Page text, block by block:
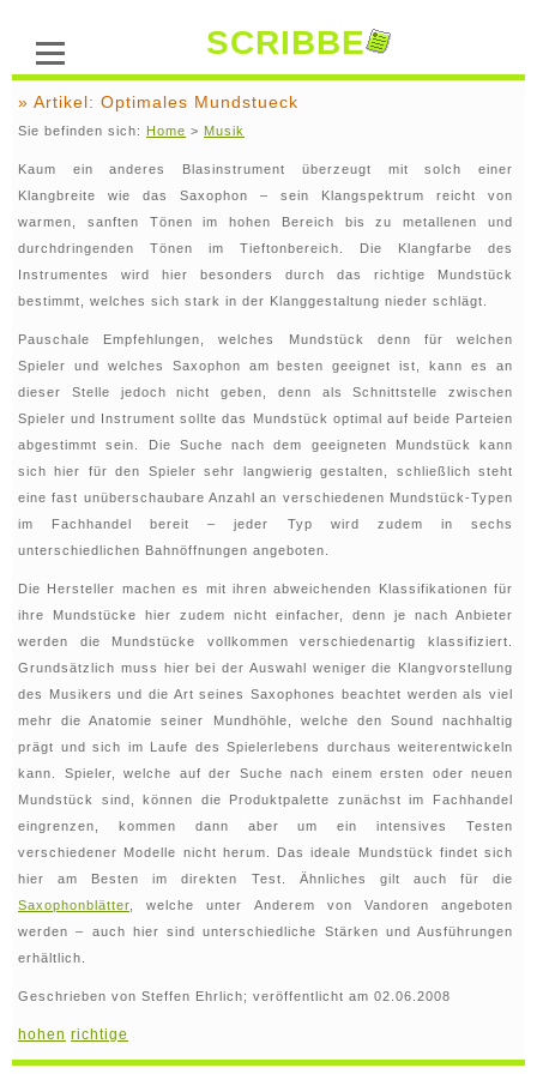
SCRIBBE
» Artikel: Optimales Mundstueck
Sie befinden sich: Home > Musik
Kaum ein anderes Blasinstrument überzeugt mit solch einer
Klangbreite wie das Saxophon – sein Klangspektrum reicht von
warmen, sanften Tönen im hohen Bereich bis zu metallenen und
durchdringenden Tönen im Tieftonbereich. Die Klangfarbe des
Instrumentes wird hier besonders durch das richtige Mundstück
bestimmt, welches sich stark in der Klanggestaltung nieder schlägt.
Pauschale Empfehlungen, welches Mundstück denn für welchen
Spieler und welches Saxophon am besten geeignet ist, kann es an
dieser Stelle jedoch nicht geben, denn als Schnittstelle zwischen
Spieler und Instrument sollte das Mundstück optimal auf beide Parteien
abgestimmt sein. Die Suche nach dem geeigneten Mundstück kann
sich hier für den Spieler sehr langwierig gestalten, schließlich steht
eine fast unüberschaubare Anzahl an verschiedenen Mundstück-Typen
im Fachhandel bereit – jeder Typ wird zudem in sechs
unterschiedlichen Bahnöffnungen angeboten.
Die Hersteller machen es mit ihren abweichenden Klassifikationen für
ihre Mundstücke hier zudem nicht einfacher, denn je nach Anbieter
werden die Mundstücke vollkommen verschiedenartig klassifiziert.
Grundsätzlich muss hier bei der Auswahl weniger die Klangvorstellung
des Musikers und die Art seines Saxophones beachtet werden als viel
mehr die Anatomie seiner Mundhöhle, welche den Sound nachhaltig
prägt und sich im Laufe des Spielerlebens durchaus weiterentwickeln
kann. Spieler, welche auf der Suche nach einem ersten oder neuen
Mundstück sind, können die Produktpalette zunächst im Fachhandel
eingrenzen, kommen dann aber um ein intensives Testen
verschiedener Modelle nicht herum. Das ideale Mundstück findet sich
hier am Besten im direkten Test. Ähnliches gilt auch für die
Saxophonblätter , welche unter Anderem von Vandoren angeboten
werden – auch hier sind unterschiedliche Stärken und Ausführungen
erhältlich.
Geschrieben von Steffen Ehrlich; veröffentlicht am 02.06.2008
hohen richtige